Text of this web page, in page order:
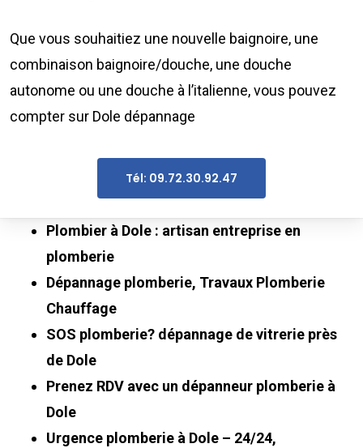
Que vous souhaitiez une nouvelle baignoire, une
combinaison baignoire/douche, une douche
autonome ou une douche à l’italienne, vous pouvez
compter sur Dole dépannage
Tél: 09.72.30.92.47
Plombier à Dole : artisan entreprise en
plomberie
Dépannage plomberie, Travaux Plomberie
Chauffage
SOS plomberie? dépannage de vitrerie près
de Dole
Prenez RDV avec un dépanneur plomberie à
Dole
Urgence plomberie à Dole – 24/24,